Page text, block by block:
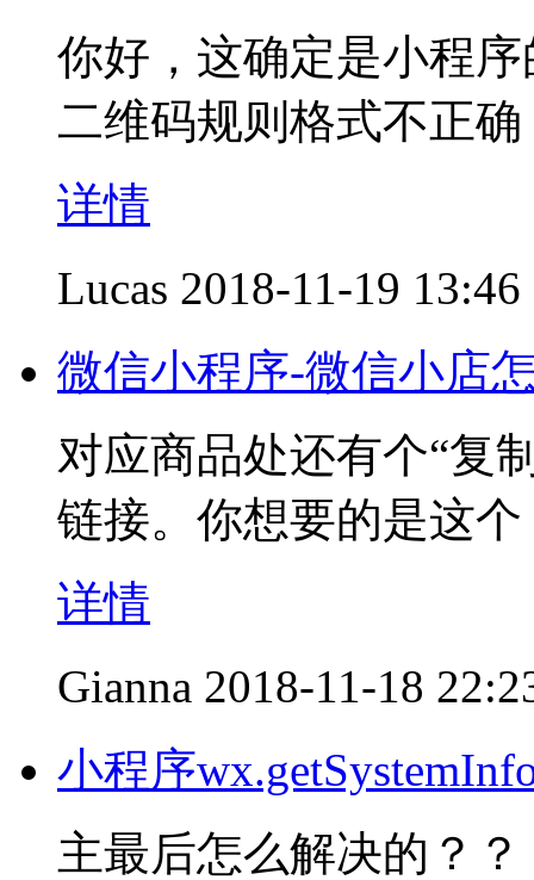
你好，这确定是小程
二维码规则格式不正确
详情
Lucas 2018-11-19 13:46
微信小程序-微信小店
对应商品处还有个“复
链接。你想要的是这个
详情
Gianna 2018-11-18
小程序
主最后怎么解决的？？